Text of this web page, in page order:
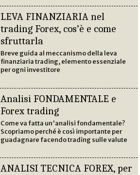
LEVA FINANZIARIA nel
trading Forex, cos’è e come
sfruttarla
Breve guida al meccanismo della leva
finanziaria trading, elemento essenziale
per ogni investitore
Analisi FONDAMENTALE e
Forex trading
Come va fatta un'analisi fondamentale?
Scopriamo perché è così importante per
guadagnare facendo trading sulle valute
ANALISI TECNICA FOREX, per